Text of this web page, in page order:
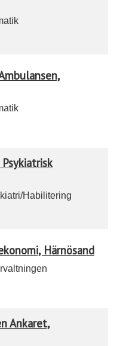
Habilitering
Härnösand
Ankaret,